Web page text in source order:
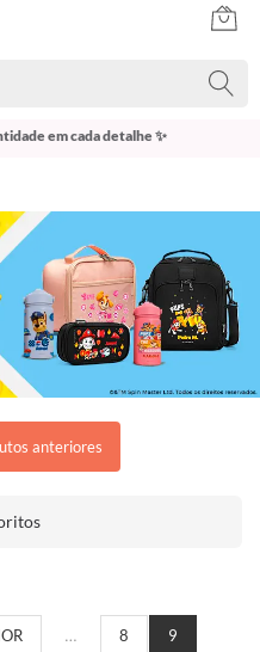
em cada detalhe ✨
anteriores
… 8 9